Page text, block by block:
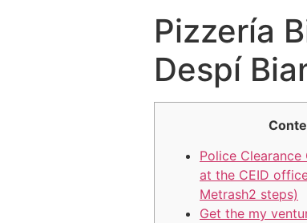
Pizzería
Despí
Police
at the CEID
Metrash2 steps)
Get the my